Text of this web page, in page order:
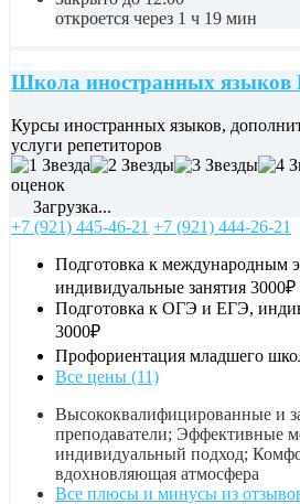
откроется через 1 ч 19 мин
Школа иностранных языков
Курсы иностранных языков,
услуги репетиторов
оценок
Загрузка...
+7 (921) 445-46-21 +7 (921) 444-26-21
Подготовка к международным
индивидуальные занятия 3000₽
Подготовка к ОГЭ и ЕГЭ,
3000₽
Профориентация младшего
Все цены (11)
Высококвалифицированные и
преподаватели; Эффективные
индивидуальный подход;
вдохновляющая атмосфера
Все плюсы и минусы из